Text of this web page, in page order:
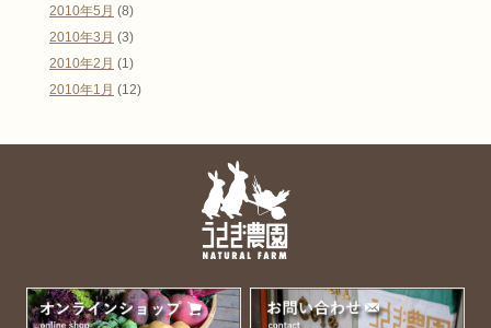
2010年5月 (8)
2010年3月 (3)
2010年2月 (1)
2010年1月 (12)